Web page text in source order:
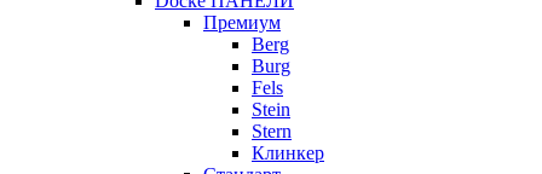
Премиум
Berg
Burg
Fels
Stein
Stern
Клинкер